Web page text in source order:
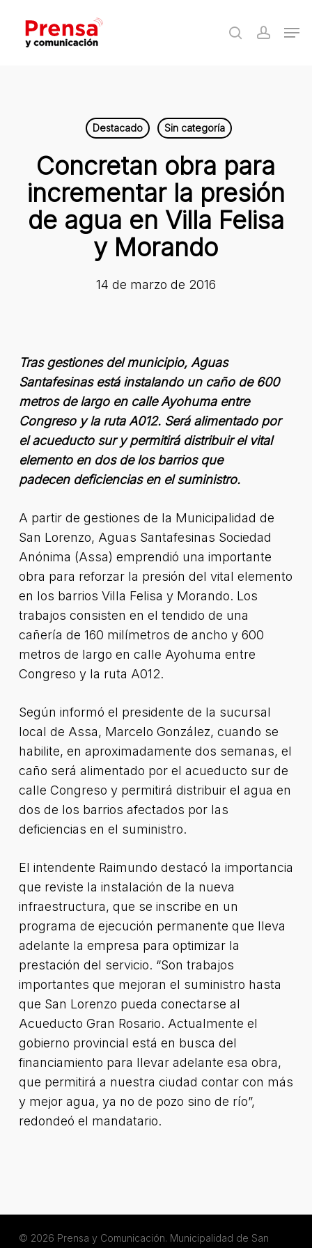
main
search
Destacado Sin categoría
Concretan obra para
incrementar la presión
de agua en Villa Felisa
y Morando
14 de marzo de 2016
Tras gestiones del municipio, Aguas
Santafesinas está instalando un caño de 600
metros de largo en calle Ayohuma entre
Congreso y la ruta A012. Será alimentado por
el acueducto sur y permitirá distribuir el vital
elemento en dos de los barrios que
padecen deficiencias en el suministro.
A partir de gestiones de la Municipalidad de
San Lorenzo, Aguas Santafesinas Sociedad
Anónima (Assa) emprendió una importante
obra para reforzar la presión del vital elemento
en los barrios Villa Felisa y Morando. Los
trabajos consisten en el tendido de una
cañería de 160 milímetros de ancho y 600
metros de largo en calle Ayohuma entre
Congreso y la ruta A012.
Según informó el presidente de la sucursal
local de Assa, Marcelo González, cuando se
habilite, en aproximadamente dos semanas, el
caño será alimentado por el acueducto sur de
calle Congreso y permitirá distribuir el agua en
dos de los barrios afectados por las
deficiencias en el suministro.
El intendente Raimundo destacó la importancia
que reviste la instalación de la nueva
infraestructura, que se inscribe en un
programa de ejecución permanente que lleva
adelante la empresa para optimizar la
prestación del servicio. “Son trabajos
importantes que mejoran el suministro hasta
que San Lorenzo pueda conectarse al
Acueducto Gran Rosario. Actualmente el
gobierno provincial está en busca del
financiamiento para llevar adelante esa obra,
que permitirá a nuestra ciudad contar con más
y mejor agua, ya no de pozo sino de río”,
redondeó el mandatario.
© 2026 Prensa y Comunicación. Municipalidad de San